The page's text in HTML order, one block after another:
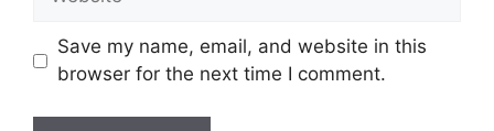
Save my name, email, and website in this
browser for the next time I comment.